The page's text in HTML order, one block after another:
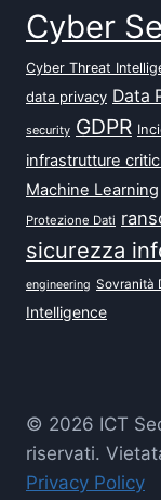
Cyber
Cyber Threat
data privacy Data
security GDPR
infrastrutture
Machine Learning
Protezione Dati
sicurezza
engineering Sovranità
Intelligence
© 2026 ICT
riservati.
Privacy Policy